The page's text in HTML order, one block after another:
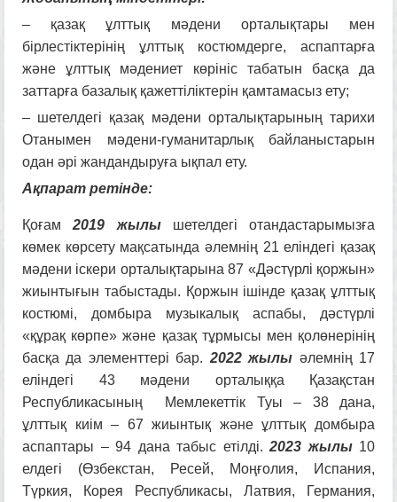
– қазақ ұлттық мәдени орталықтары мен
бірлестіктерінің ұлттық костюмдерге, аспаптарға
және ұлттық мәдениет көрініс табатын басқа да
заттарға базалық қажеттіліктерін қамтамасыз ету;
– шетелдегі қазақ мәдени орталықтарының тарихи
Отанымен мәдени-гуманитарлық байланыстарын
одан әрі жандандыруға ықпал ету.
Ақпарат ретінде:
Қоғам2019 жылы
шетелдегі отандастарымызға
көмек көрсету мақсатында әлемнің 21 еліндегі қазақ
мәдени іскери орталықтарына 87 «Дәстүрлі қоржын»
жиынтығын табыстады. Қоржын ішінде қазақ ұлттық
костюмі, домбыра музыкалық аспабы, дәстүрлі
«құрақ көрпе» және қазақ тұрмысы мен қолөнерінің
басқа да элементтері бар. 2022 жылы әлемнің 17
еліндегі 43 мәдени орталыққа Қазақстан
Республикасының Мемлекеттік Туы – 38 дана,
ұлттық киім – 67 жиынтық және ұлттық домбыра
аспаптары – 94 дана табыс етілді. 2023 жылы 10
елдегі (Өзбекстан, Ресей, Моңғолия, Испания,
Түркия, Корея Республикасы, Латвия, Германия,